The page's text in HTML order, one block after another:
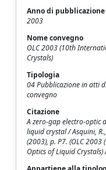
Anno di pubblicazione
2003
Nome convegno
OLC 2003 (10th
Crystals)
Tipologia
04 Pubblicazione in atti
convegno
Citazione
A zero-gap electro-optic
liquid crystal / Asquini, R.,
(2003), p. P7. (OLC
Optics of Liquid Crystals)